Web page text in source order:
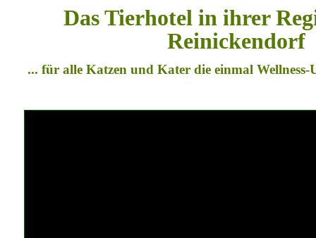
Das Tierhotel in ihrer
Reinickendorf
... für alle Katzen und Kater die einmal